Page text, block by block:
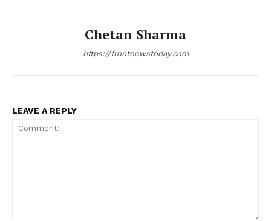
Chetan Sharma
https://frontnewstoday.com
LEAVE A REPLY